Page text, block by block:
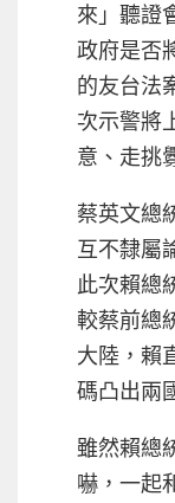
來」聽證
政府是否
的友台法
次示警將
意、走挑
蔡英文總
互不隸屬
此次賴總
較蔡前總
大陸，賴
碼凸出兩
雖然賴總
嚇，一起